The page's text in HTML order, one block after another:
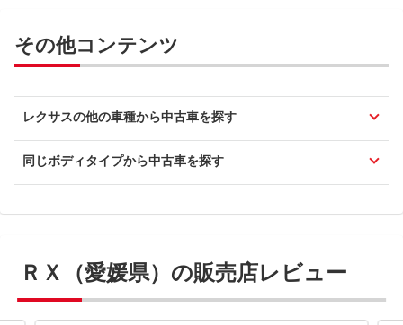
その他コンテンツ
レクサスの他の車種から中古車を探す
同じボディタイプから中古車を探す
ＲＸ（愛媛県）の販売店レビュー